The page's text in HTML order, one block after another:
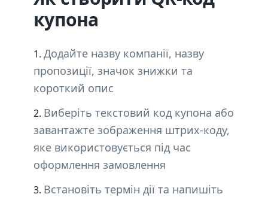
купона
Додайте назву компанії, назву
пропозиції, значок знижки та
короткий опис
Виберіть текстовий код купона або
завантажте зображення штрих-коду,
яке використовується під час
оформлення замовлення
Встановіть термін дії та напишіть